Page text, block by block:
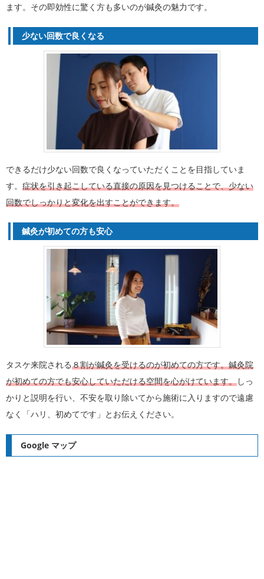
ます。その即効性に驚く方も多いのが鍼灸の魅力です。
少ない回数で良くなる
できるだけ少ない回数で良くなっていただくことを目指していま
す。 症状を引き起こしている直接の原因を見つけることで、少ない
回数でしっかりと変化を出すことができます。
鍼灸が初めての方も安心
タスケ来院される８割が鍼灸を受けるのが初めての方です。鍼灸院
が初めての方でも安心していただける空間を心がけています。しっ
かりと説明を行い、不安を取り除いてから施術に入りますので遠慮
なく「ハリ、初めてです」とお伝えください。
Google マップ